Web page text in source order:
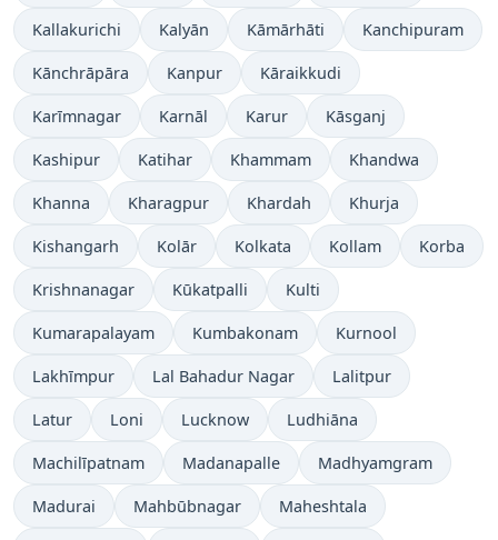
Kallakurichi Kalyān Kāmārhāti Kanchipuram
Kānchrāpāra Kanpur Kāraikkudi
Karīmnagar Karnāl Karur Kāsganj
Kashipur Katihar Khammam Khandwa
Khanna Kharagpur Khardah Khurja
Kishangarh Kolār Kolkata Kollam Korba
Krishnanagar Kūkatpalli Kulti
Kumarapalayam Kumbakonam Kurnool
Lakhīmpur Lal Bahadur Nagar Lalitpur
Latur Loni Lucknow Ludhiāna
Machilīpatnam Madanapalle Madhyamgram
Madurai Mahbūbnagar Maheshtala